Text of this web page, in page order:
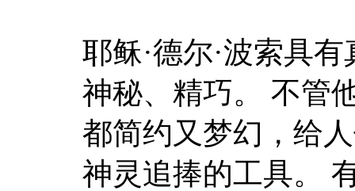
耶稣·德尔·波索具
神秘、精巧。 不管
都简约又梦幻，给
神灵追捧的工具。